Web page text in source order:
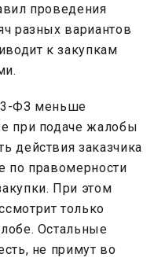
проведения
разных вариантов
к закупкам
ФЗ меньше
при подаче жалобы
действия заказчика
по правомерности
При этом
только
Остальные
не примут во